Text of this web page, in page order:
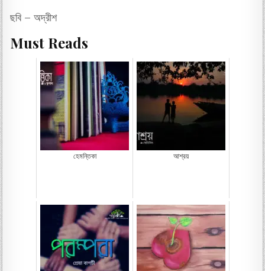
ছবি – অদ্রীশ
Must Reads
হেমন্তিকা আশ্রয়